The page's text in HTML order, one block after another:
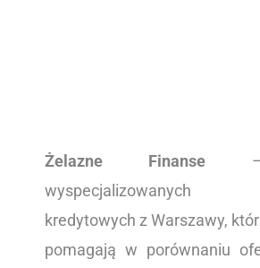
Żelazne Finanse –
wyspecjalizowanych
kredytowych z Warszawy,
pomagają w porównaniu